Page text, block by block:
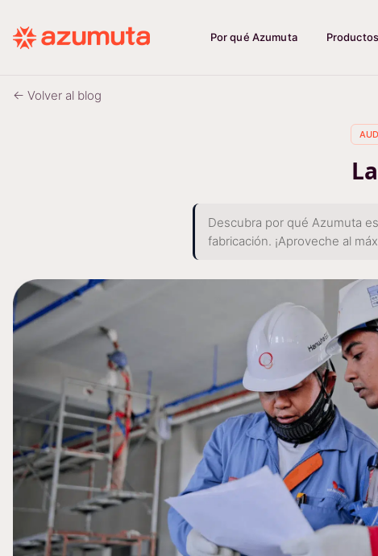
Por qué Azumuta Productos
← Volver al blog
Descubra por qué Azumuta
fabricación. ¡Aproveche al